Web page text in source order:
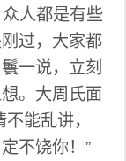
人都是有些
过，大家都
一说，立刻
。大周氏面
能乱讲，
不饶你！”